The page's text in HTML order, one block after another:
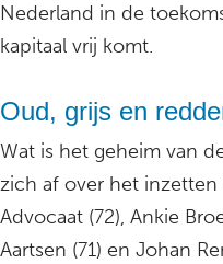
Nederland in de
kapitaal vrij komt.
Oud, grijs en
Wat is het geheim van
zich af over het
Advocaat (72), Ankie
Aartsen (71) en Johan